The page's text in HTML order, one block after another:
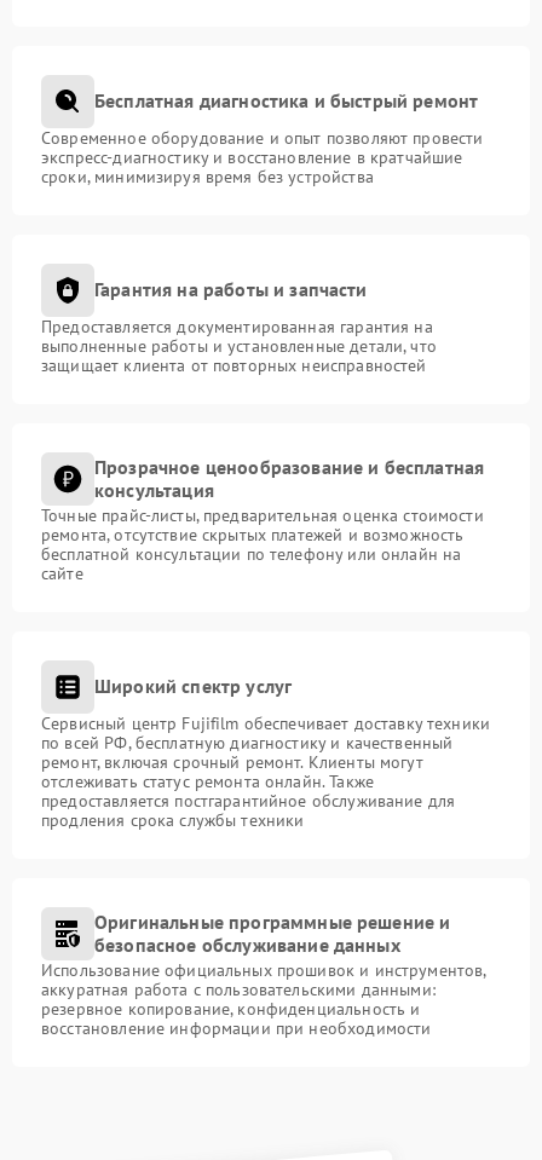
Бесплатная диагностика и быстрый ремонт
Современное оборудование и опыт позволяют провести
экспресс-диагностику и восстановление в кратчайшие
сроки, минимизируя время без устройства
Гарантия на работы и запчасти
Предоставляется документированная гарантия на
выполненные работы и установленные детали, что
защищает клиента от повторных неисправностей
Прозрачное ценообразование и бесплатная
консультация
Точные прайс-листы, предварительная оценка стоимости
ремонта, отсутствие скрытых платежей и возможность
бесплатной консультации по телефону или онлайн на
сайте
Широкий спектр услуг
Сервисный центр Fujifilm обеспечивает доставку техники
по всей РФ, бесплатную диагностику и качественный
ремонт, включая срочный ремонт. Клиенты могут
отслеживать статус ремонта онлайн. Также
предоставляется постгарантийное обслуживание для
продления срока службы техники
Оригинальные программные решение и
безопасное обслуживание данных
Использование официальных прошивок и инструментов,
аккуратная работа с пользовательскими данными:
резервное копирование, конфиденциальность и
восстановление информации при необходимости